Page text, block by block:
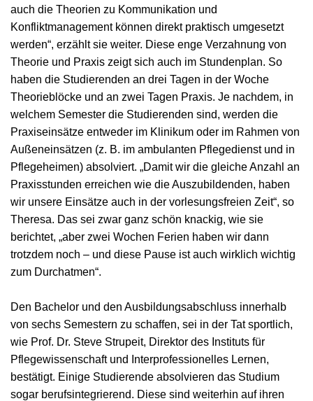
auch die Theorien zu Kommunikation und
Konfliktmanagement können direkt praktisch umgesetzt
werden“, erzählt sie weiter. Diese enge Verzahnung von
Theorie und Praxis zeigt sich auch im Stundenplan. So
haben die Studierenden an drei Tagen in der Woche
Theorieblöcke und an zwei Tagen Praxis. Je nachdem, in
welchem Semester die Studierenden sind, werden die
Praxiseinsätze entweder im Klinikum oder im Rahmen von
Außeneinsätzen (z. B. im ambulanten Pflegedienst und in
Pflegeheimen) absolviert. „Damit wir die gleiche Anzahl an
Praxisstunden erreichen wie die Auszubildenden, haben
wir unsere Einsätze auch in der vorlesungsfreien Zeit“, so
Theresa. Das sei zwar ganz schön knackig, wie sie
berichtet, „aber zwei Wochen Ferien haben wir dann
trotzdem noch – und diese Pause ist auch wirklich wichtig
zum Durchatmen“.
Den Bachelor und den Ausbildungsabschluss innerhalb
von sechs Semestern zu schaffen, sei in der Tat sportlich,
wie Prof. Dr. Steve Strupeit, Direktor des Instituts für
Pflegewissenschaft und Interprofessionelles Lernen,
bestätigt. Einige Studierende absolvieren das Studium
sogar berufsintegrierend. Diese sind weiterhin auf ihren